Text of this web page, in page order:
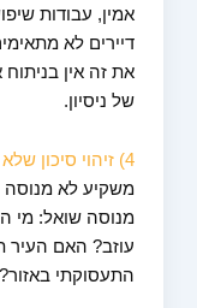
אמין, עבודות
דיירים לא
את זה אין
של ניסיון.
4) זיהוי סיכון שלא כתוב בחוזה
משקיע לא מנוסה
מנוסה שואל: מי
עוזב? האם העיר
התעסוקתי